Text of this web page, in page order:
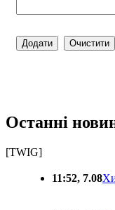
Останні
[TWIG]
11:52, 7.08